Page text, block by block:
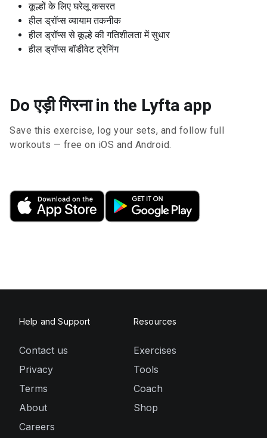
कूल्हों के लिए घरेलू कसरत
हील ड्रॉप्स व्यायाम तकनीक
हील ड्रॉप्स से कूल्हे की गतिशीलता में सुधार
हील ड्रॉप्स बॉडीवेट ट्रेनिंग
Do एड़ी गिरना in the Lyfta app
Save this exercise, log your sets, and follow full
workouts — free on iOS and Android.
Help and Support
Contact us
Privacy
Terms
About
Careers
Resources
Exercises
Tools
Coach
Shop